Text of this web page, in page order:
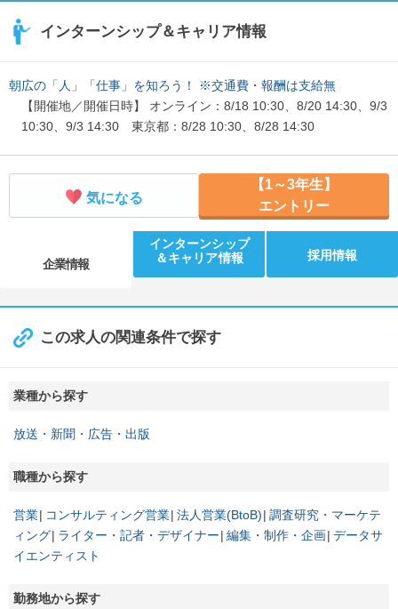
インターンシップ＆キャリア情報
朝広の「人」「仕事」を知ろう！ ※交通費・報酬は支給無
【開催地／開催日時】 オンライン：8/18 10:30、8/20 14:30、9/3
10:30、9/3 14:30 東京都：8/28 10:30、8/28 14:30
気になる
【1～3年生】
エントリー
企業情報
インターンシップ
＆キャリア情報
採用情報
この求人の関連条件で探す
業種から探す
放送・新聞・広告・出版
職種から探す
営業 コンサルティング営業 法人営業(BtoB) 調査研究・マーケテ
ィング ライター・記者・デザイナー 編集・制作・企画 データサ
イエンティスト
勤務地から探す